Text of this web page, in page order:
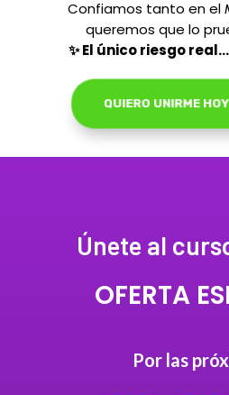
Confiamos tanto en el
queremos que lo
✨ El único riesgo
QUIERO UNIRME
Únete al
OFERTA
Por las